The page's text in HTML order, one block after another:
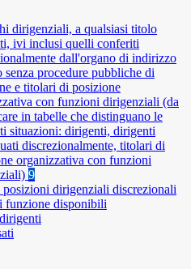
dirigenziali, a qualsiasi titolo
ivi inclusi quelli conferiti
dall'organo di indirizzo
senza procedure pubbliche di
e titolari di posizione
con funzioni dirigenziali (da
in tabelle che distinguano le
situazioni: dirigenti, dirigenti
discrezionalmente, titolari di
organizzativa con funzioni
9
posizioni dirigenziali discrezionali
funzione disponibili